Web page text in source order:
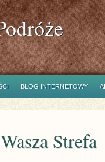
BLOG INTERNETOWY
Wasza Strefa